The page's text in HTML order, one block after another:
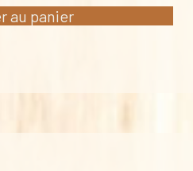
au panier